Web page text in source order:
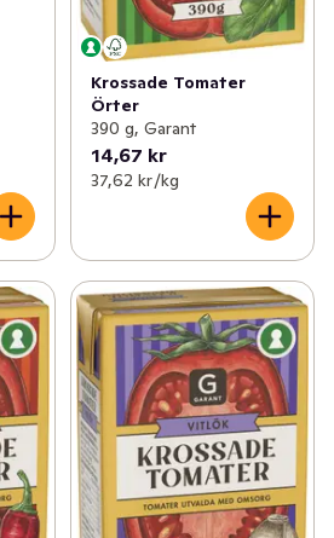
Krossade Tomater
Örter
390 g, Garant
14,67 kr
37,62 kr /kg